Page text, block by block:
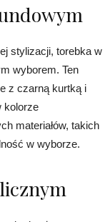
stylizacji, torebka w
wyborem. Ten
z czarną kurtką i
kolorze
materiałów, takich
w wyborze.